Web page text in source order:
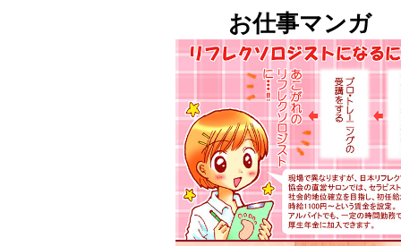
お仕事マンガ